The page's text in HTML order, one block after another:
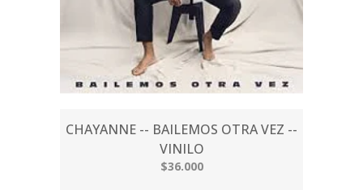
CHAYANNE -- BAILEMOS OTRA VEZ --
VINILO
$36.000